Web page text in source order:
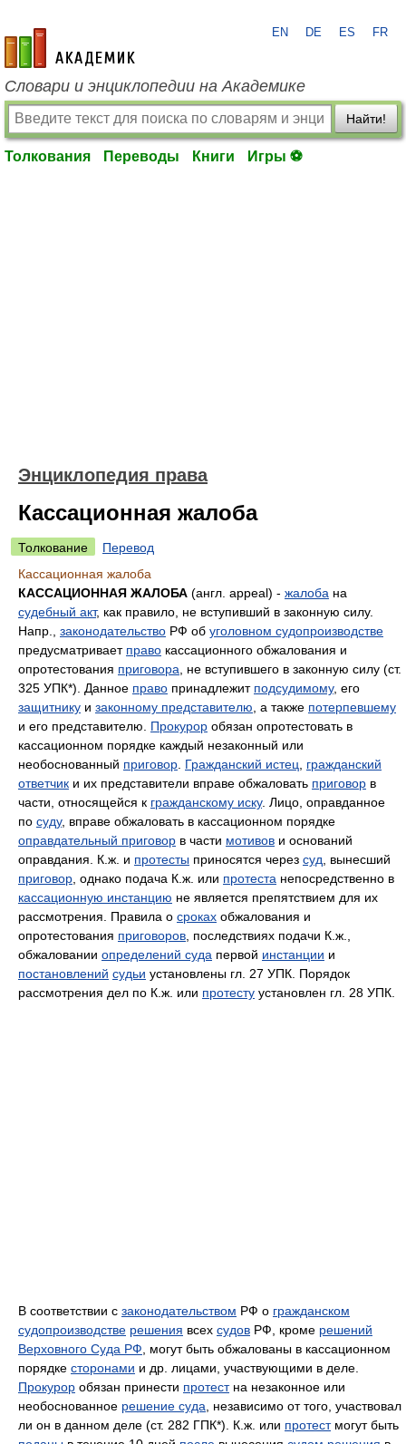
academic.ru
EN DE ES FR
Словари и энциклопедии на Академике
Найти!
Толкования Переводы Книги Игры ⚽
Энциклопедия права
Кассационная жалоба
Толкование
Перевод
Кассационная жалоба
КАССАЦИОННАЯ ЖАЛОБА (англ. appeal) - жалоба на
судебный акт, как правило, не вступивший в законную силу.
Напр., законодательство РФ об уголовном судопроизводстве
предусматривает право кассационного обжалования и
опротестования приговора , не вступившего в законную силу (ст.
325 УПК*). Данное право принадлежит подсудимому, его
защитнику и законному представителю , а также потерпевшему
и его представителю. Прокурор обязан опротестовать в
кассационном порядке каждый незаконный или
необоснованный приговор Гражданский истец
гражданский
ответчик и их представители вправе обжаловать приговор в
части, относящейся к гражданскому иску. Лицо, оправданное
по суду, вправе обжаловать в кассационном порядке
оправдательный приговор в части мотивов и оснований
оправдания. К.ж. и протесты приносятся через суд , вынесший
приговор , однако подача К.ж. или протеста непосредственно в
кассационную инстанцию не является препятствием для их
рассмотрения. Правила о сроках обжалования и
опротестования приговоров , последствиях подачи К.ж.,
обжаловании определений суда первой инстанции и
постановлений судьи установлены гл. 27 УПК. Порядок
рассмотрения дел по К.ж. или протесту установлен гл. 28 УПК.
В соответствии с законодательством РФ о гражданском
судопроизводстве решения всех судов РФ, кроме решений
Верховного Суда РФ , могут быть обжалованы в кассационном
порядке сторонами и др. лицами, участвующими в деле.
Прокурор обязан принести протестна незаконное или
необоснованное решение суда , независимо от того, участвовал
ли он в данном деле (ст. 282 ГПК*). К.ж. или протестмогут быть